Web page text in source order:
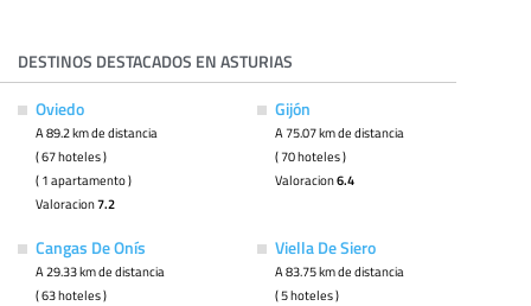
DESTINOS DESTACADOS EN ASTURIAS
Oviedo
A 89.2 km de distancia
( 67 hoteles )
( 1 apartamento )
Valoracion7.2
Gijón
A 75.07 km de distancia
( 70 hoteles )
Valoracion6.4
Cangas De Onís
A 29.33 km de distancia
( 63 hoteles )
Viella De Siero
A 83.75 km de distancia
( 5 hoteles )